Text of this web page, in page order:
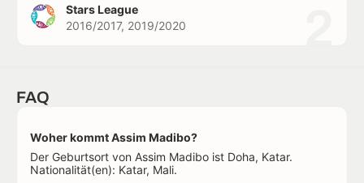
Stars League
2016/2017, 2019/2020
FAQ
Woher kommt Assim Madibo?
Der Geburtsort von Assim Madibo ist Doha, Katar.
Nationalität(en): Katar, Mali.